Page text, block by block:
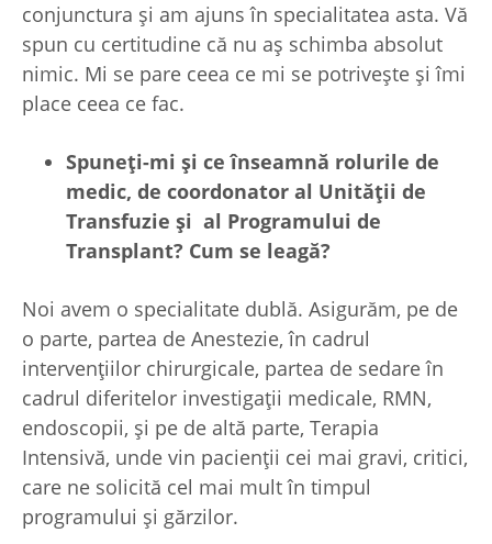
conjunctura și am ajuns în specialitatea asta. Vă
spun cu certitudine că nu aș schimba absolut
nimic. Mi se pare ceea ce mi se potrivește și îmi
place ceea ce fac.
Spuneți-mi și ce înseamnă rolurile de
medic, de coordonator al Unității de
Transfuzie și al Programului de
Transplant? Cum se leagă?
Noi avem o specialitate dublă. Asigurăm, pe de
o parte, partea de Anestezie, în cadrul
intervențiilor chirurgicale, partea de sedare în
cadrul diferitelor investigații medicale, RMN,
endoscopii, și pe de altă parte, Terapia
Intensivă, unde vin pacienții cei mai gravi, critici,
care ne solicită cel mai mult în timpul
programului și gărzilor.